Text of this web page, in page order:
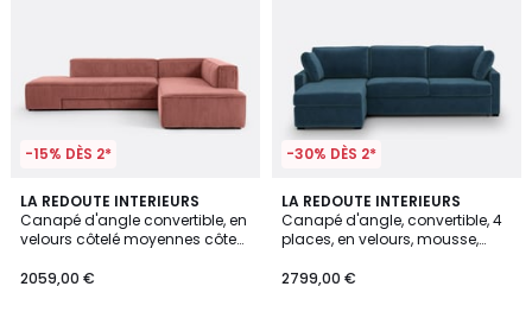
-15% DÈS 2*
LA REDOUTE INTERIEURS
Canapé d'angle convertible, en
velours côtelé moyennes côtes,
2059,00 €
5
/
5
6
Couleurs
-30% DÈS 2*
LA REDOUTE INTERIEURS
Canapé d'angle, convertible, 4
places, en velours, mousse,
2799,00 €
4
/
5
7
Couleurs